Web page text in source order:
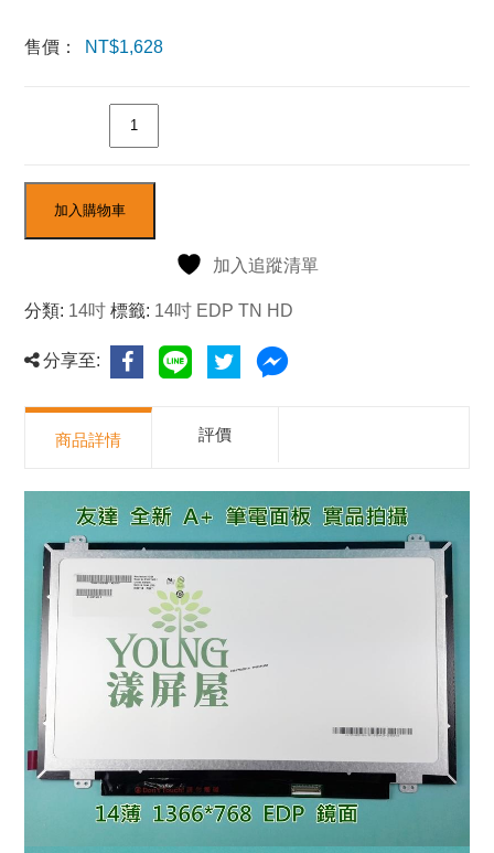
售價： NT$1,628
加入購物車
加入追蹤清單
分類: 14吋 標籤: 14吋 EDP TN HD
分享至:
商品詳情 評價